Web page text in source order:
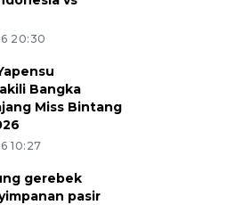
20:30
Bangka
Miss Bintang
10:27
gerebek
pasir